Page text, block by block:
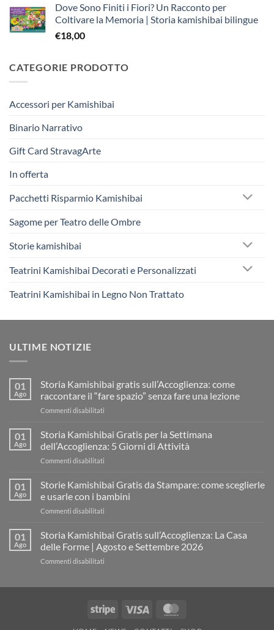
originale
era:
attuale
è:
Dove Sono Finiti i Fiori? Un Racconto per
Coltivare la Memoria | Storia kamishibai bilingue
€18,00
CATEGORIE PRODOTTO
Accessori per Kamishibai
Binario Narrativo
Gift Card StravagArte
In offerta
Pacchetti Risparmio Kamishibai
Sagome per Teatro delle Ombre
Storie kamishibai
Teatrini Kamishibai Decorati e Personalizzati
Teatrini Kamishibai in Legno Non Trattato
ULTIME NOTIZIE
01
Ago
Storia Kamishibai gratis sull’Accoglienza: come
raccontare il “fare spazio” senza fare una lezione
Commenti disabilitati
Kamishibai
sull’Accoglienza:
il
“fare
una
lezione
01
Ago
Storia Kamishibai Gratis per la Settimana
dell’Accoglienza: 5 Giorni di Attività
Commenti disabilitati
Kamishibai
per
dell’Accoglienza:
Giorni
01
Ago
Storie Kamishibai Gratis da Stampare: come sceglierle
e usarle con i bambini
Commenti disabilitati
Kamishibai
da
usarle
con
01
Ago
Storia Kamishibai Gratis sull’Accoglienza: La Casa
delle Forme | Agosto e Settembre 2026
Commenti disabilitati
La Stripe Visa